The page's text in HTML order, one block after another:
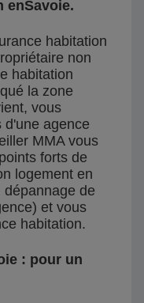
enSavoie.
habitation
non
habitation
la zone
vous
d'une agence
MMA vous
forts de
logement en
de
et vous
habitation.
: pour un